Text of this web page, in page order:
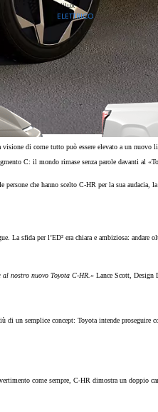
Hilux
ELETTRICO
234.65/MESE
IBRIDO
di come tutto può essere elevato a un
C: il mondo rimase senza parole davanti al
che hanno scelto C-HR per la sua
La sfida per l’ED² era chiara e ambiziosa:
nostro nuovo Toyota C-HR.» Lance Scott, Design
semplice concept: Toyota intende proseguire
come sempre, C-HR dimostra un doppio